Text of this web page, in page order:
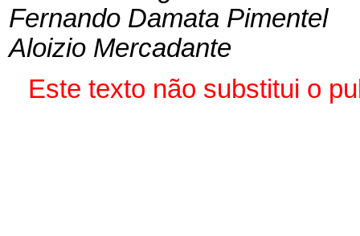
Fernando Damata Pimentel
Aloizio Mercadante
Este texto não substitui o